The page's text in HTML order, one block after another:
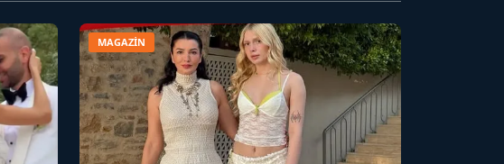
BÜLENT GÜRLÜK
Köşe Yazarı
MAGAZİN